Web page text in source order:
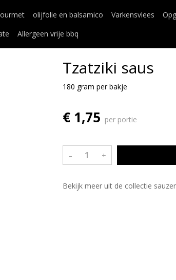
olijfolie en balsamico Varkensvlees
Allergeen vrije bbq
Tzatziki saus
180 gram per bakje
€ 1,75 per portie
– +
Bekijk meer uit de collectie